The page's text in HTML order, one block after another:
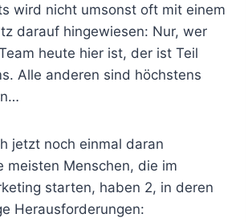
wird nicht umsonst oft mit einem
darauf hingewiesen: Nur, wer
heute hier ist, der ist Teil
Alle anderen sind höchstens
jetzt noch einmal daran
meisten Menschen, die im
starten, haben 2, in deren
Herausforderungen: